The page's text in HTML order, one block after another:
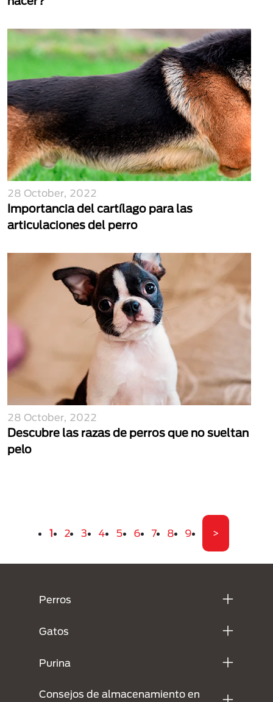
28 October, 2022
Importancia del cartílago para las
articulaciones del perro
28 October, 2022
Descubre las razas de perros que no sueltan
pelo
Página actual
1 Página
2 Página
3 Página
4 Página
5 Página
6 Página
7 Página
8 Página
9 Última
>
Perros
Gatos
Purina
Consejos de almacenamiento en